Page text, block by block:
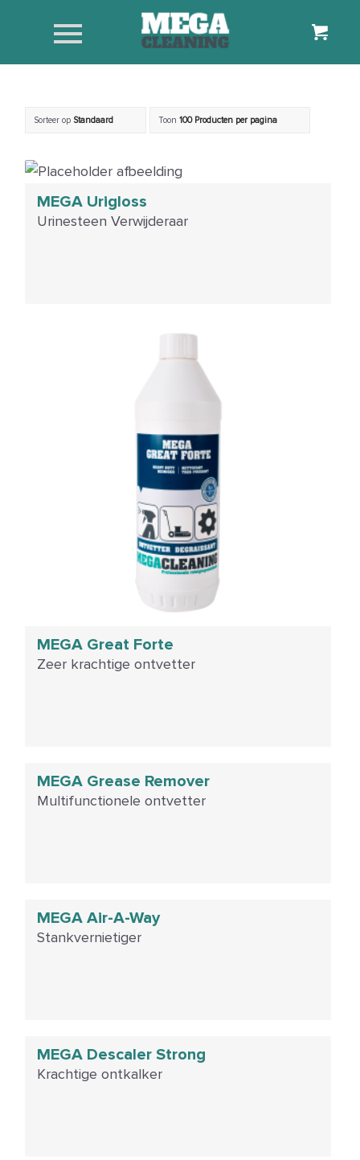
Sorteer op Standaard Toon100 Producten per pagina
MEGA Urigloss
Urinesteen Verwijderaar
MEGA Great Forte
Zeer krachtige ontvetter
MEGA Grease Remover
Multifunctionele ontvetter
MEGA Air-A-Way
Stankvernietiger
MEGA Descaler Strong
Krachtige ontkalker